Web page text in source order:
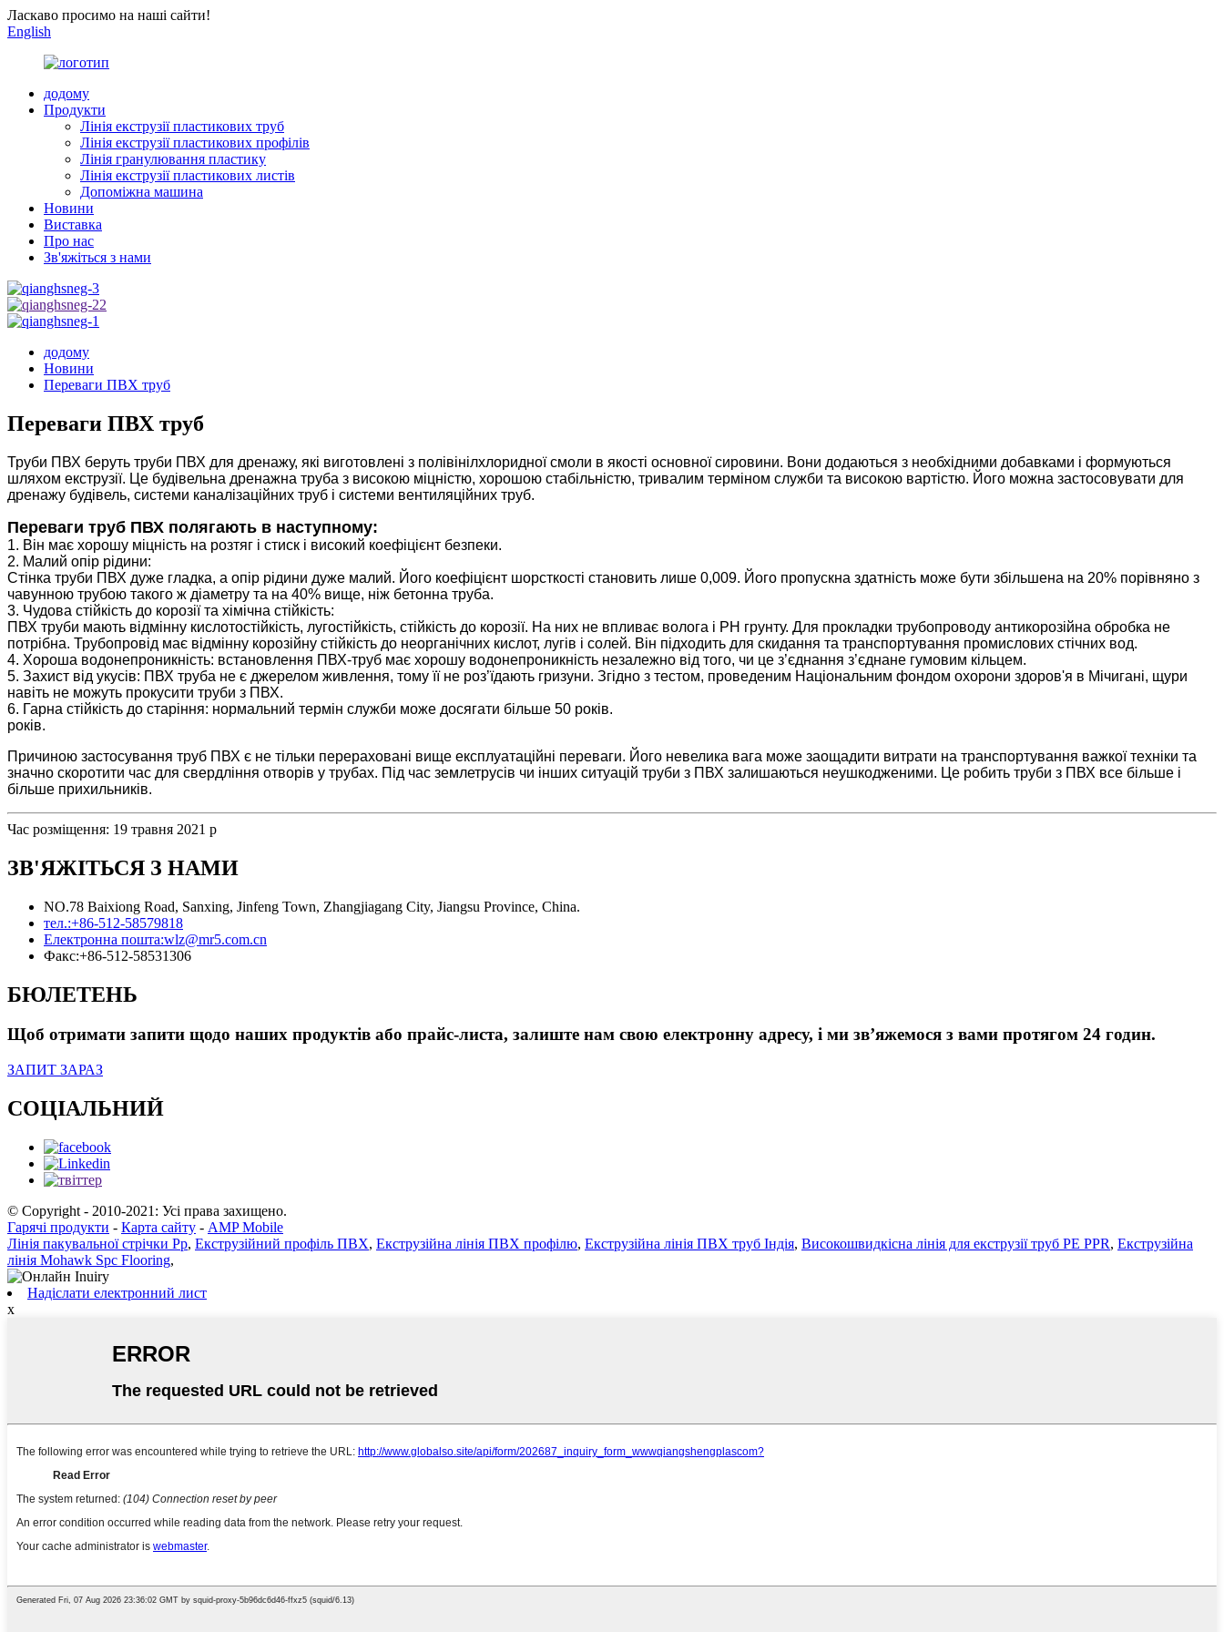
Ласкаво просимо на наші сайти!
English
додому
Продукти
Лінія екструзії пластикових труб
Лінія екструзії пластикових профілів
Лінія гранулювання пластику
Лінія екструзії пластикових листів
Допоміжна машина
Новини
Виставка
Про нас
Зв'яжіться з нами
додому
Новини
Переваги ПВХ труб
Переваги ПВХ труб
Труби ПВХ беруть труби ПВХ для дренажу, які виготовлені з полівінілхлоридної смоли в якості основної сировини. Вони додаються з необхідними добавками і формуються
шляхом екструзії. Це будівельна дренажна труба з високою міцністю, хорошою стабільністю, тривалим терміном служби та високою вартістю. Його можна застосовувати для
дренажу будівель, системи каналізаційних труб і системи вентиляційних труб.
Переваги труб ПВХ полягають в наступному:
1. Він має хорошу міцність на розтяг і стиск і високий коефіцієнт безпеки.
2. Малий опір рідини:
Стінка труби ПВХ дуже гладка, а опір рідини дуже малий. Його коефіцієнт шорсткості становить лише 0,009. Його пропускна здатність може бути збільшена на 20% порівняно з
чавунною трубою такого ж діаметру та на 40% вище, ніж бетонна труба.
3. Чудова стійкість до корозії та хімічна стійкість:
ПВХ труби мають відмінну кислотостійкість, лугостійкість, стійкість до корозії. На них не впливає волога і PH грунту. Для прокладки трубопроводу антикорозійна обробка не
потрібна. Трубопровід має відмінну корозійну стійкість до неорганічних кислот, лугів і солей. Він підходить для скидання та транспортування промислових стічних вод.
4. Хороша водонепроникність: встановлення ПВХ-труб має хорошу водонепроникність незалежно від того, чи це з’єднання з’єднане гумовим кільцем.
5. Захист від укусів: ПВХ труба не є джерелом живлення, тому її не роз’їдають гризуни. Згідно з тестом, проведеним Національним фондом охорони здоров'я в Мічигані, щури
навіть не можуть прокусити труби з ПВХ.
6. Гарна стійкість до старіння: нормальний термін служби може досягати більше 50 років.
років.
Причиною застосування труб ПВХ є не тільки перераховані вище експлуатаційні переваги. Його невелика вага може заощадити витрати на транспортування важкої техніки та
значно скоротити час для свердління отворів у трубах. Під час землетрусів чи інших ситуацій труби з ПВХ залишаються неушкодженими. Це робить труби з ПВХ все більше і
більше прихильників.
Час розміщення: 19 травня 2021 р
ЗВ'ЯЖІТЬСЯ З НАМИ
NO.78 Baixiong Road, Sanxing, Jinfeng Town, Zhangjiagang City, Jiangsu Province, China.
тел.:+86-512-58579818
Електронна пошта:wlz@mr5.com.cn
Факс:+86-512-58531306
БЮЛЕТЕНЬ
Щоб отримати запити щодо наших продуктів або прайс-листа, залиште нам свою електронну адресу, і ми зв’яжемося з вами протягом 24 годин.
ЗАПИТ ЗАРАЗ
СОЦІАЛЬНИЙ
© Copyright - 2010-2021: Усі права захищено.
Гарячі продукти - Карта сайту - AMP Mobile
Лінія пакувальної стрічки Pp, Екструзійний профіль ПВХ, Екструзійна лінія ПВХ профілю, Екструзійна лінія ПВХ труб Індія, Високошвидкісна лінія для екструзії труб PE PPR, Екструзійна
лінія Mohawk Spc Flooring,
Надіслати електронний лист
x